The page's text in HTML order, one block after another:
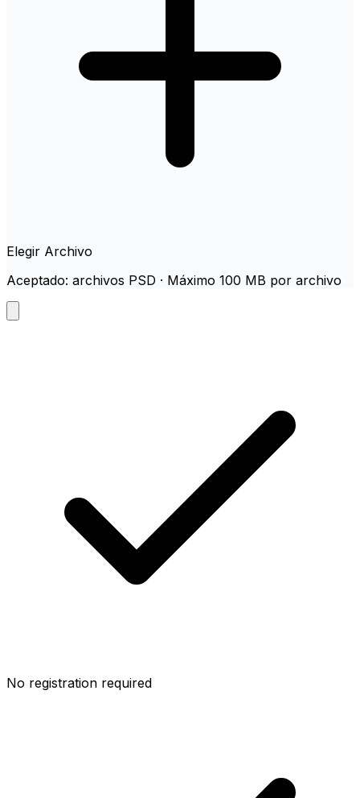
Elegir Archivo
Aceptado: archivos PSD · Máximo 100 MB por archivo
No registration required